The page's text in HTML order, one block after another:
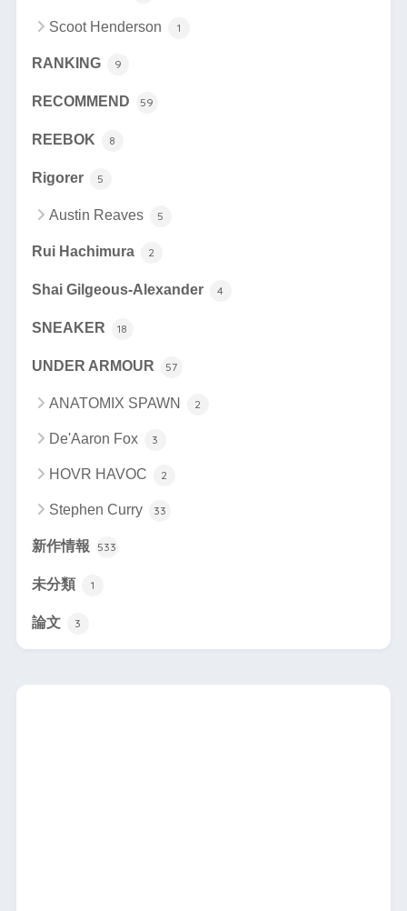
Scoot Henderson 1
RANKING 9
RECOMMEND 59
REEBOK 8
Rigorer 5
Austin Reaves 5
Rui Hachimura 2
Shai Gilgeous-Alexander 4
SNEAKER 18
UNDER ARMOUR 57
ANATOMIX SPAWN 2
De'Aaron Fox 3
HOVR HAVOC 2
Stephen Curry 33
新作情報 533
未分類 1
論文 3